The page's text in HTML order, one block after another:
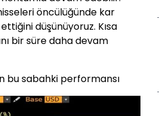
öncülüğünde kar
düşünüyoruz. Kısa
bir süre daha devam
bu sabahki performansı